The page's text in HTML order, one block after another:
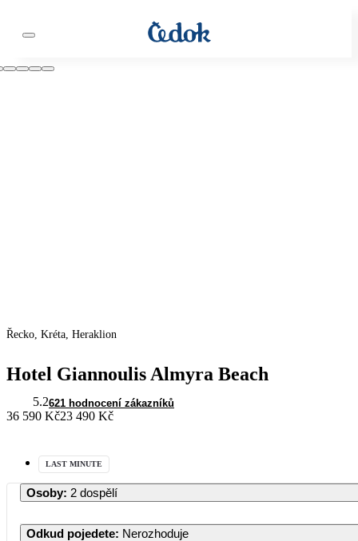
Řecko, Kréta, Heraklion
Hotel Giannoulis Almyra Beach
5.2621 hodnocení zákazníků
36 590 Kč23 490 Kč
LAST MINUTE
Osoby: 2 dospělí
Odkud pojedete: Nerozhoduje